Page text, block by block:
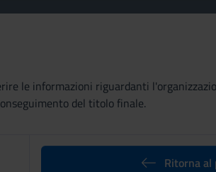
le informazioni riguardanti
del titolo finale.
Ritorna